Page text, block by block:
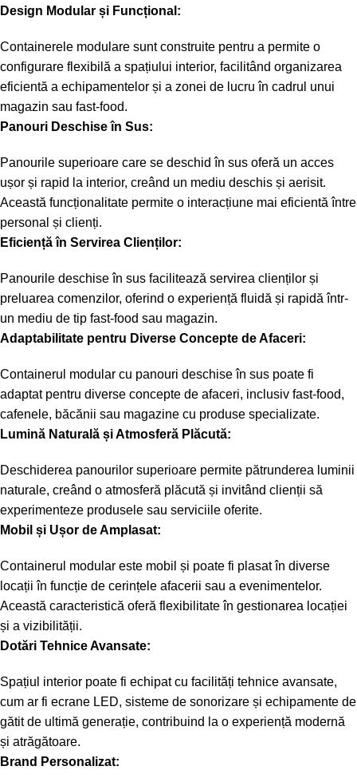
Design Modular și Funcțional:
Containerele modulare sunt construite pentru a permite o
configurare flexibilă a spațiului interior, facilitând organizarea
eficientă a echipamentelor și a zonei de lucru în cadrul unui
magazin sau fast-food.
Panouri Deschise în Sus:
Panourile superioare care se deschid în sus oferă un acces
ușor și rapid la interior, creând un mediu deschis și aerisit.
Această funcționalitate permite o interacțiune mai eficientă între
personal și clienți.
Eficiență în Servirea Clienților:
Panourile deschise în sus facilitează servirea clienților și
preluarea comenzilor, oferind o experiență fluidă și rapidă într-
un mediu de tip fast-food sau magazin.
Adaptabilitate pentru Diverse Concepte de Afaceri:
Containerul modular cu panouri deschise în sus poate fi
adaptat pentru diverse concepte de afaceri, inclusiv fast-food,
cafenele, băcănii sau magazine cu produse specializate.
Lumină Naturală și Atmosferă Plăcută:
Deschiderea panourilor superioare permite pătrunderea luminii
naturale, creând o atmosferă plăcută și invitând clienții să
experimenteze produsele sau serviciile oferite.
Mobil și Ușor de Amplasat:
Containerul modular este mobil și poate fi plasat în diverse
locații în funcție de cerințele afacerii sau a evenimentelor.
Această caracteristică oferă flexibilitate în gestionarea locației
și a vizibilității.
Dotări Tehnice Avansate:
Spațiul interior poate fi echipat cu facilități tehnice avansate,
cum ar fi ecrane LED, sisteme de sonorizare și echipamente de
gătit de ultimă generație, contribuind la o experiență modernă
și atrăgătoare.
Brand Personalizat: